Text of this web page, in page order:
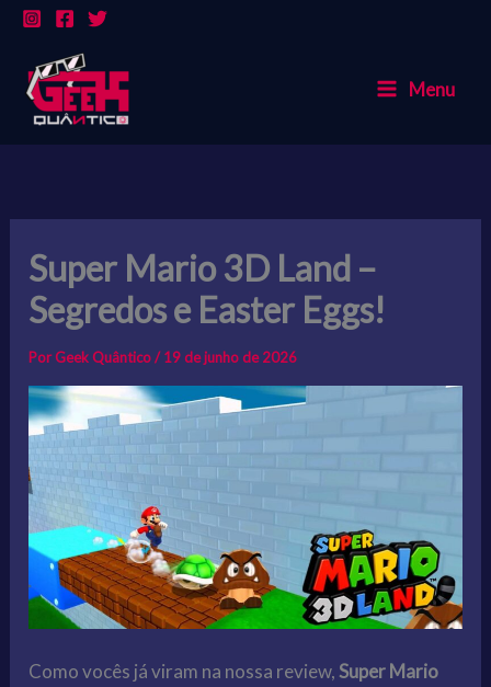
conteúdo
Menu
Super Mario 3D Land –
Segredos e Easter Eggs!
PorGeek Quântico/19 de junho de 2026
Como vocês já viram na nossa review,Super Mario